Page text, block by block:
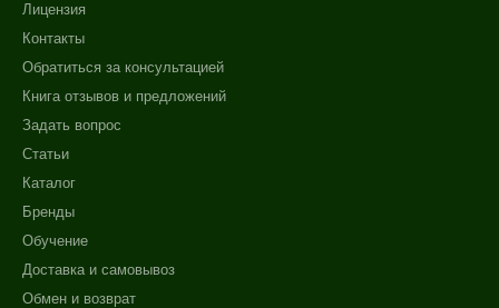
Лицензия
Контакты
Обратиться за консультацией
Книга отзывов и предложений
Задать вопрос
Статьи
Каталог
Бренды
Обучение
Доставка и самовывоз
Обмен и возврат